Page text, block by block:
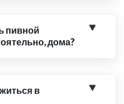
пивной
дома?
в